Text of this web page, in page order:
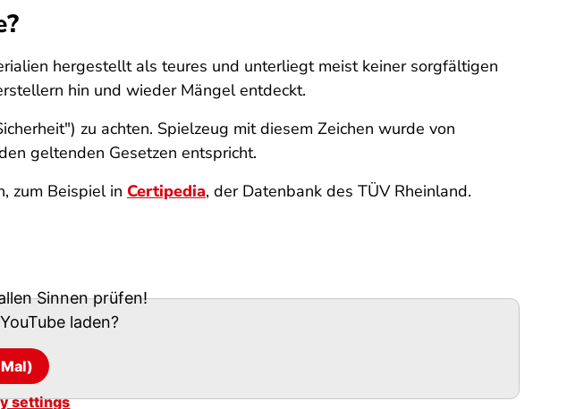
hergestellt als teures und unterliegt meist keiner sorgfältigen
hin und wieder Mängel entdeckt.
zu achten. Spielzeug mit diesem Zeichen wurde von
geltenden Gesetzen entspricht.
zum Beispiel in Certipedia, der Datenbank des TÜV Rheinland.
Sinnen prüfen!
YouTubeladen?
settings